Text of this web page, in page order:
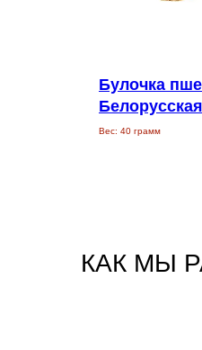
Булочка
Вес: 40 грамм
КАК МЫ